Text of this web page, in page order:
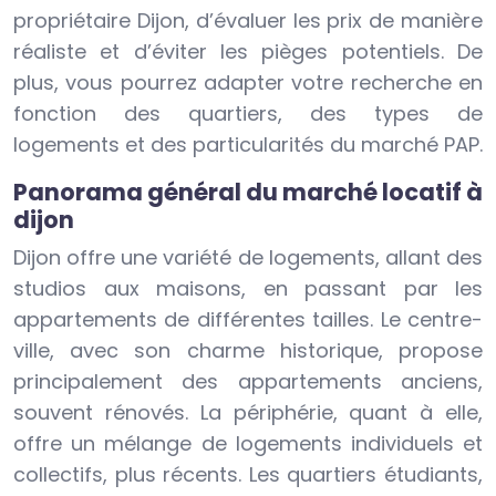
propriétaire Dijon, d’évaluer les prix de manière
réaliste et d’éviter les pièges potentiels. De
plus, vous pourrez adapter votre recherche en
fonction des quartiers, des types de
logements et des particularités du marché PAP.
Panorama général du marché locatif à
dijon
Dijon offre une variété de logements, allant des
studios aux maisons, en passant par les
appartements de différentes tailles. Le centre-
ville, avec son charme historique, propose
principalement des appartements anciens,
souvent rénovés. La périphérie, quant à elle,
offre un mélange de logements individuels et
collectifs, plus récents. Les quartiers étudiants,